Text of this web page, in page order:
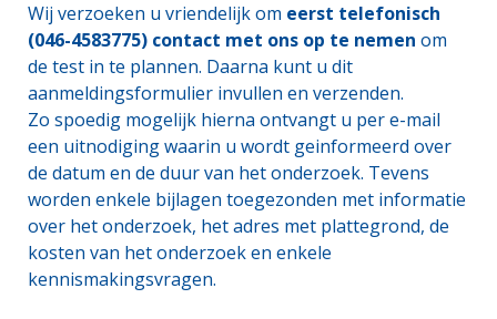
Wij verzoeken u vriendelijk om eerst telefonisch
(046-4583775) contact met ons op te nemen om
de test in te plannen. Daarna kunt u dit
aanmeldingsformulier invullen en verzenden.
Zo spoedig mogelijk hierna ontvangt u per e-mail
een uitnodiging waarin u wordt geinformeerd over
de datum en de duur van het onderzoek. Tevens
worden enkele bijlagen toegezonden met informatie
over het onderzoek, het adres met plattegrond, de
kosten van het onderzoek en enkele
kennismakingsvragen.